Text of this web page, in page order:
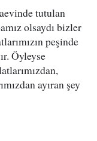
tutulan
olsaydı bizler
peşinde
Öyleyse
ayıran şey